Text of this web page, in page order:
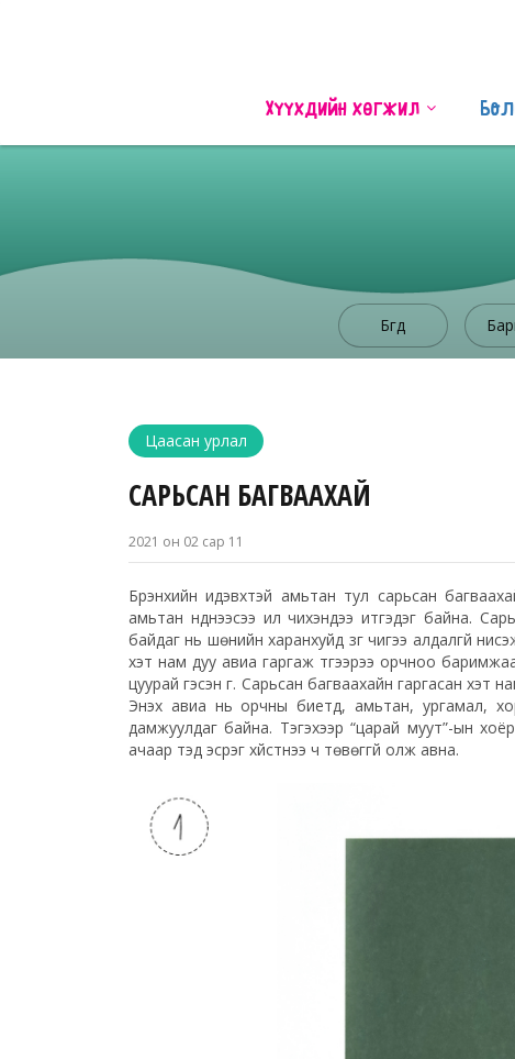
Хүүхдийн хөгжил
Бүгд
Цаасан урлал
САРЬСАН БАГВААХАЙ
2021 он 02 сар 11
Бүрэнхийн идэвхтэй амьтан тул сарьсан
амьтан нүднээсээ илүү чихэндээ итгэдэг байна.
байдаг нь шөнийн харанхуйд зүг чигээ алдалгүй
хэт нам дуу авиа гаргаж түүгээрээ орчноо
цуурай гэсэн үг. Сарьсан багваахайн гаргасан хэт
Энэхүү авиа нь орчны биетүүд, амьтан, ургамал,
дамжуулдаг байна. Тэгэхээр “царай муут”-ын хоёр
ачаар тэд эсрэг хүйстнээ ч төвөггүй олж авна.